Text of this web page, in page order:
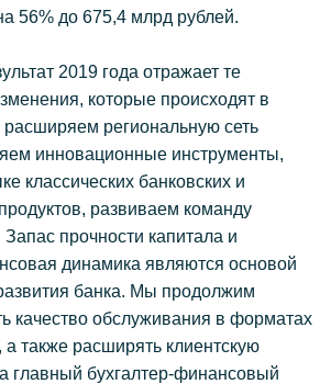
56% до 675,4 млрд рублей.
2019 года отражает те
которые происходят в
региональную сеть
инновационные инструменты,
классических банковских и
развиваем команду
прочности капитала и
динамика являются основой
банка. Мы продолжим
качество обслуживания в форматах
также расширять клиентскую
главный бухгалтер-финансовый